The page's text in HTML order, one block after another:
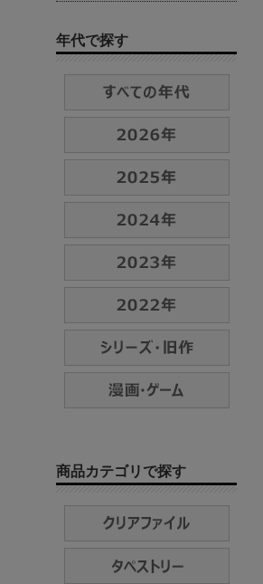
年代で探す
商品カテゴリで探す